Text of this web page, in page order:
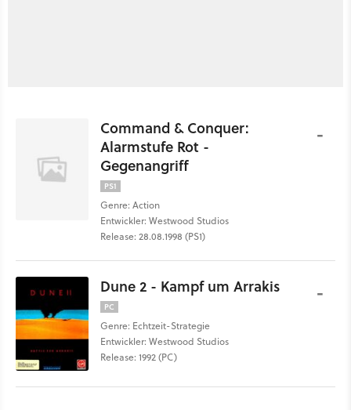
Command & Conquer:
Alarmstufe Rot -
Gegenangriff
PS1
Genre: Action
Entwickler: Westwood Studios
Release: 28.08.1998 (PS1)
-
Dune 2 - Kampf um Arrakis
PC
Genre: Echtzeit-Strategie
Entwickler: Westwood Studios
Release: 1992 (PC)
-